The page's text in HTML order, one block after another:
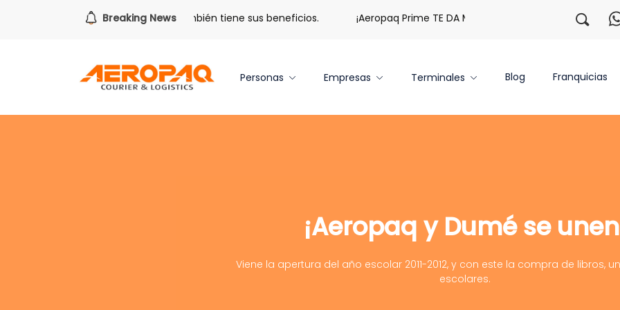
Breaking News
todo lo que viene. Volver también tiene sus beneficios. ¡Aeropaq Prime TE DA MÁS! ¡Regístrate con
Personas Empresas Terminales Blog Franquicias
¡Aeropaq y Dumé se
Viene la apertura del año escolar 2011-2012, y con este la compra de libros,
escolares.